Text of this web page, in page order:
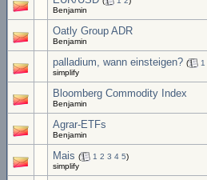
Benjamin
Oatly Group ADR
Benjamin
palladium, wann einsteigen? ( 1
simplify
Bloomberg Commodity Index
Benjamin
Agrar-ETFs
Benjamin
Mais ( 1 2 3 4 5)
simplify